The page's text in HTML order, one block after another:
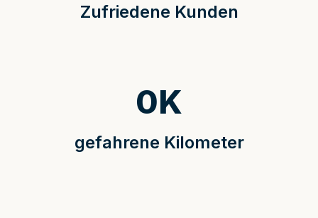
Zufriedene Kunden
gefahrene Kilometer
0K